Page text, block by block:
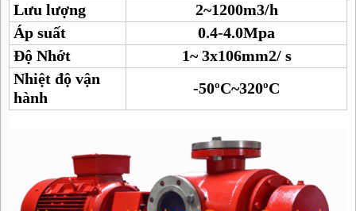
Lưu lượng
2~1200m3/h
Áp suất
0.4-4.0Mpa
Độ Nhớt
1~ 3x106mm2/ s
Nhiệt độ vận
hành
-50ºC~320ºC